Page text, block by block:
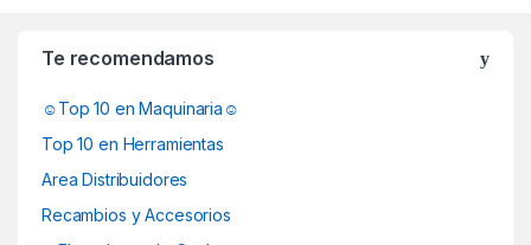
Te recomendamos
☺Top 10 en Maquinaria☺
Top 10 en Herramientas
Area Distribuidores
Recambios y Accesorios